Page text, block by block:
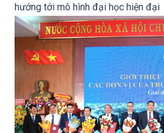
hướng tới mô hình đại học hiện đại